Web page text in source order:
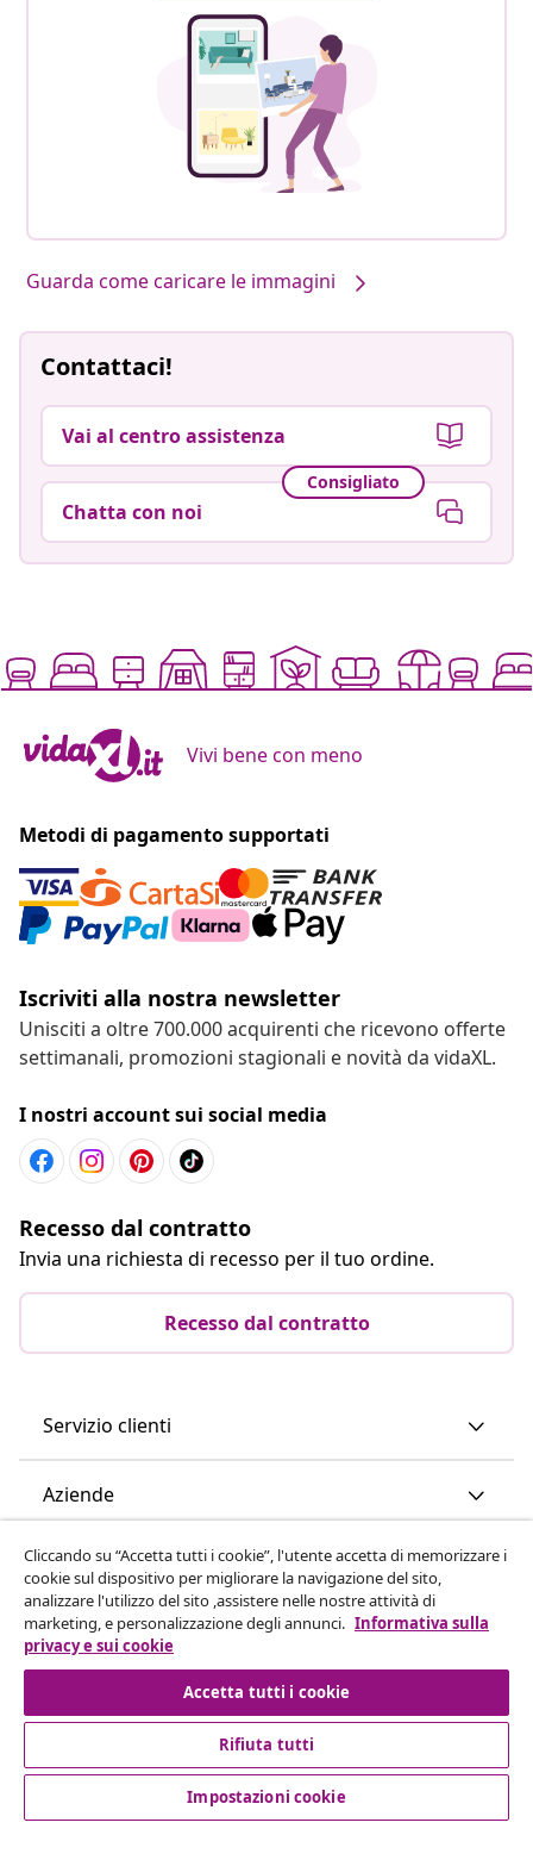
Guarda come caricare le immagini
Contattaci!
Vai al centro assistenza
Consigliato
Chatta con noi
Vivi bene con meno
Metodi di pagamento supportati
Iscriviti alla nostra newsletter
Unisciti a oltre 700.000 acquirenti che ricevono offerte
settimanali, promozioni stagionali e novità da vidaXL.
I nostri account sui social media
Recesso dal contratto
Invia una richiesta di recesso per il tuo ordine.
Recesso dal contratto
Servizio clienti
Aziende
vidaXL
Scopri di più
© 2008-2026 vidaXL www.vidaxl.it è un negozio online di
Cliccando su “Accetta tutti i cookie”, l'utente accetta di memorizzare i
cookie sul dispositivo per migliorare la navigazione del sito,
analizzare l'utilizzo del sito ,assistere nelle nostre attività di
marketing, e personalizzazione degli annunci. Informativa sulla
privacy e sui cookie
Accetta tutti i cookie
Rifiuta tutti
Impostazioni cookie